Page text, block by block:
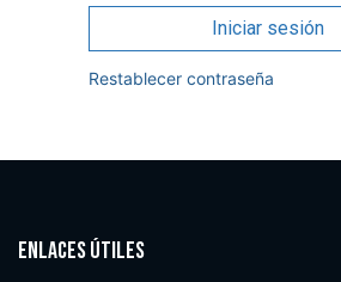
Iniciar sesión
Restablecer contraseña
Enlaces útiles